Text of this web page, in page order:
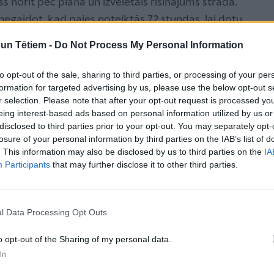
Tētiem - Do Not Process My Personal Information
opt-out of the sale, sharing to third parties, or processing of your
for targeted advertising by us, please use the below opt-out
selection. Please note that after your opt-out request is processed
interest-based ads based on personal information utilized by us
to third parties prior to your opt-out. You may separately
of your personal information by third parties on the IAB’s list of
This information may also be disclosed by us to third parties on the
Participants that may further disclose it to other third parties.
Data Processing Opt Outs
opt-out of the Sharing of my personal data.
norit pēc plāna un izvēlētais risinājums strādā.
kad paies noteiktās 72 stundas, lai dotu
izdarīšanas laiku saīsināt līdz 48 stundām, atzina
apstiprināšanai sūtīt visas viņu izvēles vai
uzņemti 3900 skolēni, bet pieteikušies
bija mazāks, un iemesli tam ir dažādi,
mācības tehnikumos. Tāpēc Ķirsis vēlas
arī tehnikumus un citas izglītības iestādes.
iestāžu 10. klasēs pieteikti 5332 skolēni,
Kopumā saņemts 41 581 pieteikums jeb
iestādi.
notiek kārtošanās rindās, atteikšanās un